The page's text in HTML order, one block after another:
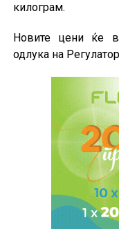
килограм.
Новите цени ќе
одлука на